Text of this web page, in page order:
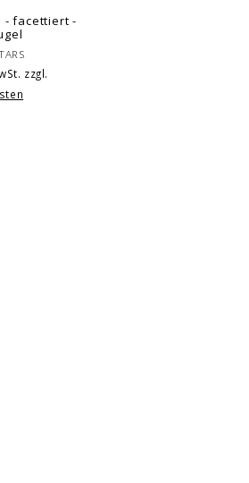
- facettiert -
zzgl.